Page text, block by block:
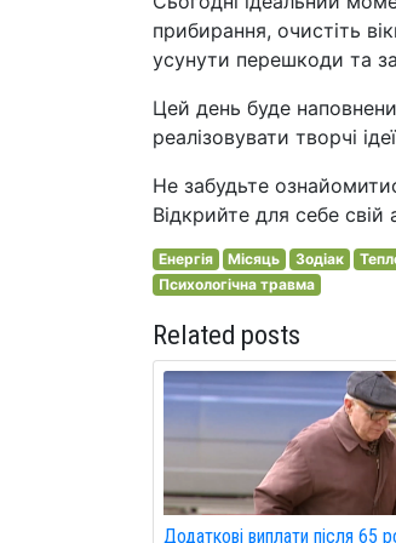
прибирання, очистіть
усунути перешкоди та
Цей день буде
реалізовувати творчі
Не забудьте
Відкрийте для себе свій
Енергія Місяць Зодіак
Психологічна травма
Related posts
Додаткові виплати після 65